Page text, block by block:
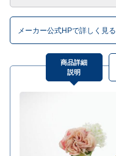
メーカー公式HPで詳しく見る
商品詳細
説明